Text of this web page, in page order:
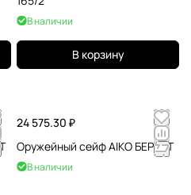
В наличии
В корзину
24 575.30 ₽
Оружейный сейф AIKO БЕРКУТ
В наличии